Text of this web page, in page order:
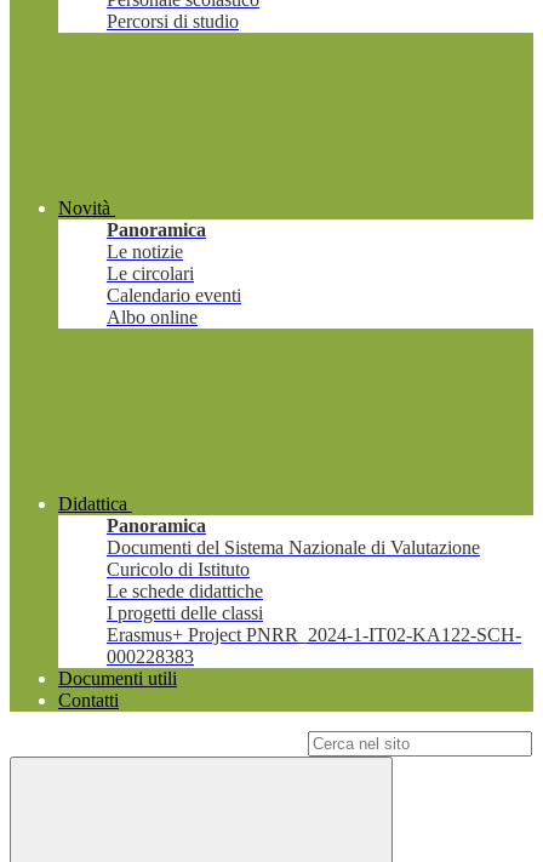
Percorsi di studio
Novità
Panoramica
Le notizie
Le circolari
Calendario eventi
Albo online
Didattica
Panoramica
Documenti del Sistema Nazionale di Valutazione
Curicolo di Istituto
Le schede didattiche
I progetti delle classi
Erasmus+ Project PNRR_2024-1-IT02-KA122-SCH-
000228383
Documenti utili
Contatti